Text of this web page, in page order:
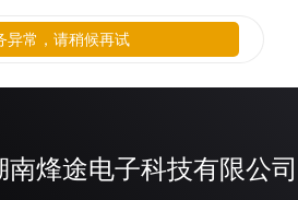
南烽途电子科技有限公司
异常，请稍候再试